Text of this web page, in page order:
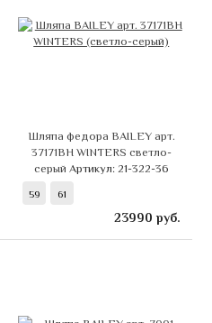
Шляпа федора BAILEY арт.
37171BH WINTERS светло-
серый Артикул: 21-322-36
59 61
23990 руб.